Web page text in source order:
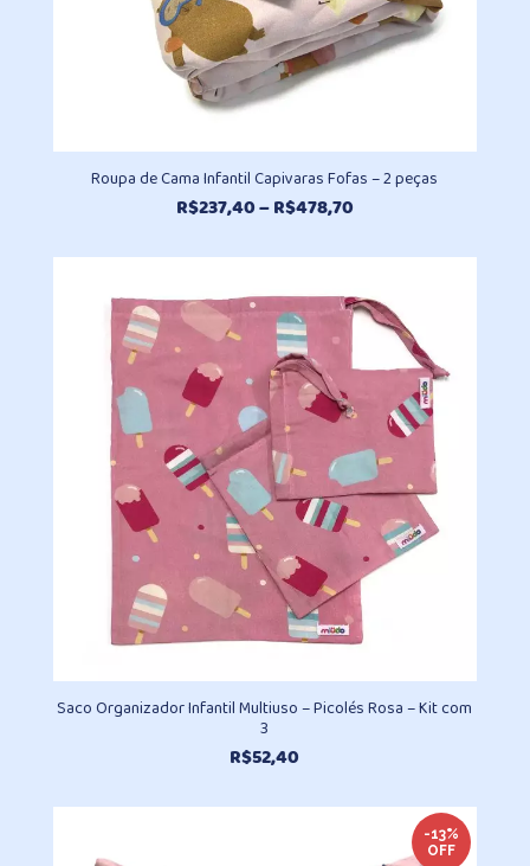
Roupa de Cama Infantil Capivaras Fofas – 2 peças
R$237,40–R$478,70Faixa
preço:
através
R$478,70
Saco Organizador Infantil Multiuso – Picolés Rosa – Kit com
3
R$52,40
-13%
OFF